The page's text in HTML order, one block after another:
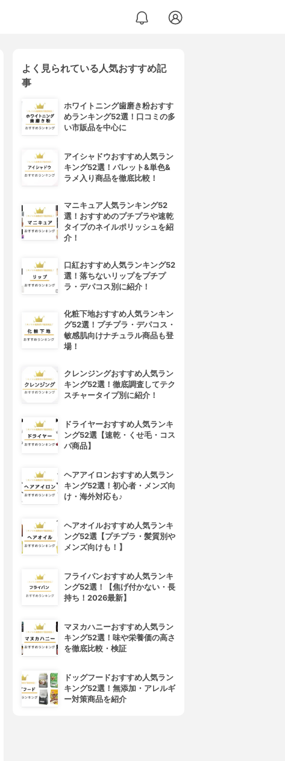
よく見られている人気おすすめ記
事
ホワイトニング歯磨き粉おすす
めランキング52選！口コミの多
い市販品を中心に
アイシャドウおすすめ人気ラン
キング52選！パレット&単色&
ラメ入り商品を徹底比較！
マニキュア人気ランキング52
選！おすすめのプチプラや速乾
タイプのネイルポリッシュを紹
介！
口紅おすすめ人気ランキング52
選！落ちないリップをプチプ
ラ・デパコス別に紹介！
化粧下地おすすめ人気ランキン
グ52選！プチプラ・デパコス・
敏感肌向けナチュラル商品も登
場！
クレンジングおすすめ人気ラン
キング52選！徹底調査してテク
スチャータイプ別に紹介！
ドライヤーおすすめ人気ランキ
ング52選【速乾・くせ毛・コス
パ商品】
ヘアアイロンおすすめ人気ラン
キング52選！初心者・メンズ向
け・海外対応も♪
ヘアオイルおすすめ人気ランキ
ング52選【プチプラ・髪質別や
メンズ向けも！】
フライパンおすすめ人気ランキ
ング52選！【焦げ付かない・長
持ち！2026最新】
マヌカハニーおすすめ人気ラン
キング52選！味や栄養価の高さ
を徹底比較・検証
ドッグフードおすすめ人気ラン
キング52選！無添加・アレルギ
ー対策商品を紹介